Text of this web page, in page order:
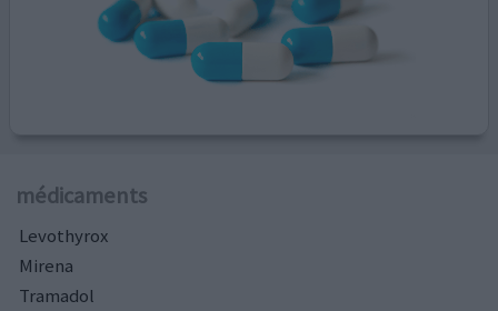
médicaments
Levothyrox
Mirena
Tramadol